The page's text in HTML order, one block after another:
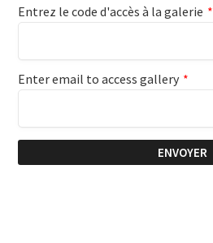
Entrez le code d'accès à la galerie *
Enter email to access gallery *
ENVOYER